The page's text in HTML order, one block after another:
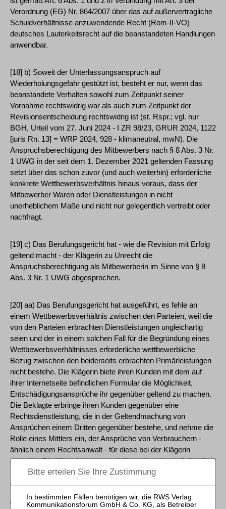
Verordnung (EG) Nr. 864/2007 über das auf außervertragliche
Schuldverhältnisse anzuwendende Recht (Rom-II-VO)
deutsches Lauterkeitsrecht auf die beanstandeten Handlungen
anwendbar.
[18] b) Soweit der Unterlassungsanspruch auf
Wiederholungsgefahr gestützt ist, besteht er nur, wenn das
beanstandete Verhalten sowohl zum Zeitpunkt seiner
Vornahme rechtswidrig war als auch zum Zeitpunkt der
Revisionsentscheidung rechtswidrig ist (st. Rspr.; vgl. nur
BGH, Urteil vom 27. Juni 2024 - I ZR 98/23, GRUR 2024, 1122
[juris Rn. 13] = WRP 2024, 928 - klimaneutral, mwN). Die
Anspruchsberechtigung des Mitbewerbers nach § 8 Abs. 3 Nr.
1 UWG in der seit dem 1. Dezember 2021 geltenden Fassung
setzt über das schon zuvor (und auch weiterhin) erforderliche
konkrete Wettbewerbsverhältnis hinaus voraus, dass der
Mitbewerber Waren oder Dienstleistungen in nicht
unerheblichem Maße und nicht nur gelegentlich vertreibt oder
nachfragt.
[19] c) Das Berufungsgericht hat - wie die Revision mit Erfolg
geltend macht - der Klägerin zu Unrecht die
Anspruchsberechtigung als Mitbewerberin im Sinne von § 8
Abs. 3 Nr. 1 UWG abgesprochen.
[20] aa) Das Berufungsgericht hat ausgeführt, es fehle an
einem Wettbewerbsverhältnis zwischen den Parteien, weil die
von den Parteien erbrachten Dienstleistungen ungleichartig
seien und der in einem solchen Fall für die Begründung eines
Wettbewerbsverhältnisses erforderliche wettbewerbliche
Bezug zwischen den beiderseits erbrachten Primärleistungen
nicht bestehe. Die Klägerin biete ihren Kunden mit dem auf
ihrer Internetseite befindlichen Formular die Möglichkeit,
Entschädigungsansprüche ihr gegenüber geltend zu machen.
Die Beklagte erbringe ihren Kunden gegenüber eine
Rechtsdienstleistung, die in der Geltendmachung von
Ansprüchen einem Dritten gegenüber bestehe, und nehme die
Rolle eines Mittlers ein, der Ansprüche von Verbrauchern -
ähnlich einem Rechtsanwalt - für diese bei der Klägerin
anmelde. Die Klägerin komme mit ihrem Angebot lediglich ihrer
Pflicht als Schuldnerin von Entschädigungsleistungen nach,
ohne eine darüber hinausgehende Dienstleistung zu erbringen.
Es fehle auch an einer Wechselwirkung zwischen den
Vorteilen einer Partei und den Nachteilen der anderen Partei.